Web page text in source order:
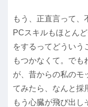
もう、正直言って、
PCスキルもほとん
をするってどういう
もつかなくて。でも
が、昔からの私のモ
てみたら、なんと採
もう心臓が飛び出し